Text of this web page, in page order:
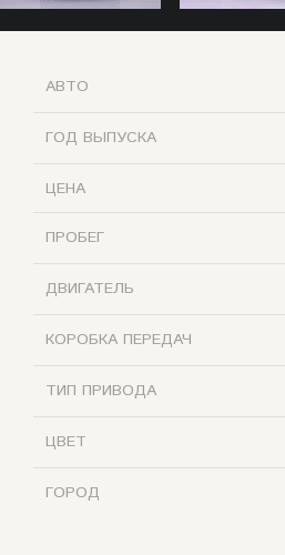
АВТО
ГОД ВЫПУСКА
ЦЕНА
ПРОБЕГ
ДВИГАТЕЛЬ
КОРОБКА ПЕРЕДАЧ
ТИП ПРИВОДА
ЦВЕТ
ГОРОД